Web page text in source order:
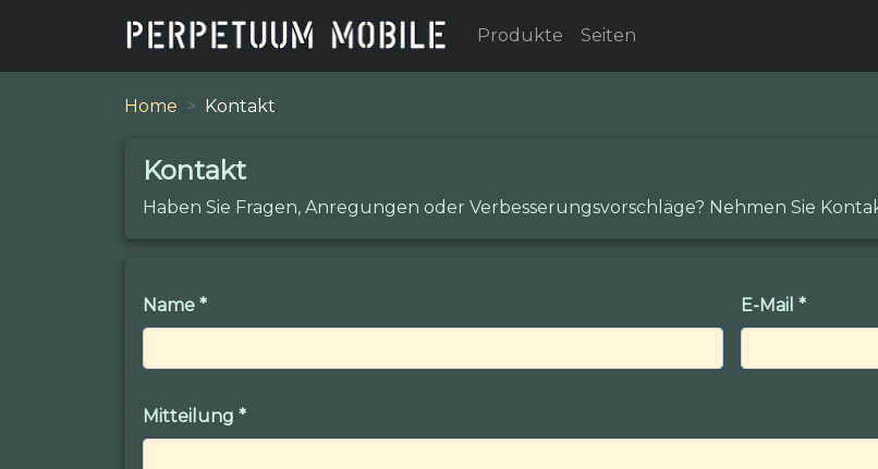
Produkte Seiten
Home Kontakt
Kontakt
Haben Sie Fragen, Anregungen oder Verbesserungsvorschläge? Nehmen Sie
Name * E-Mail *
Mitteilung *